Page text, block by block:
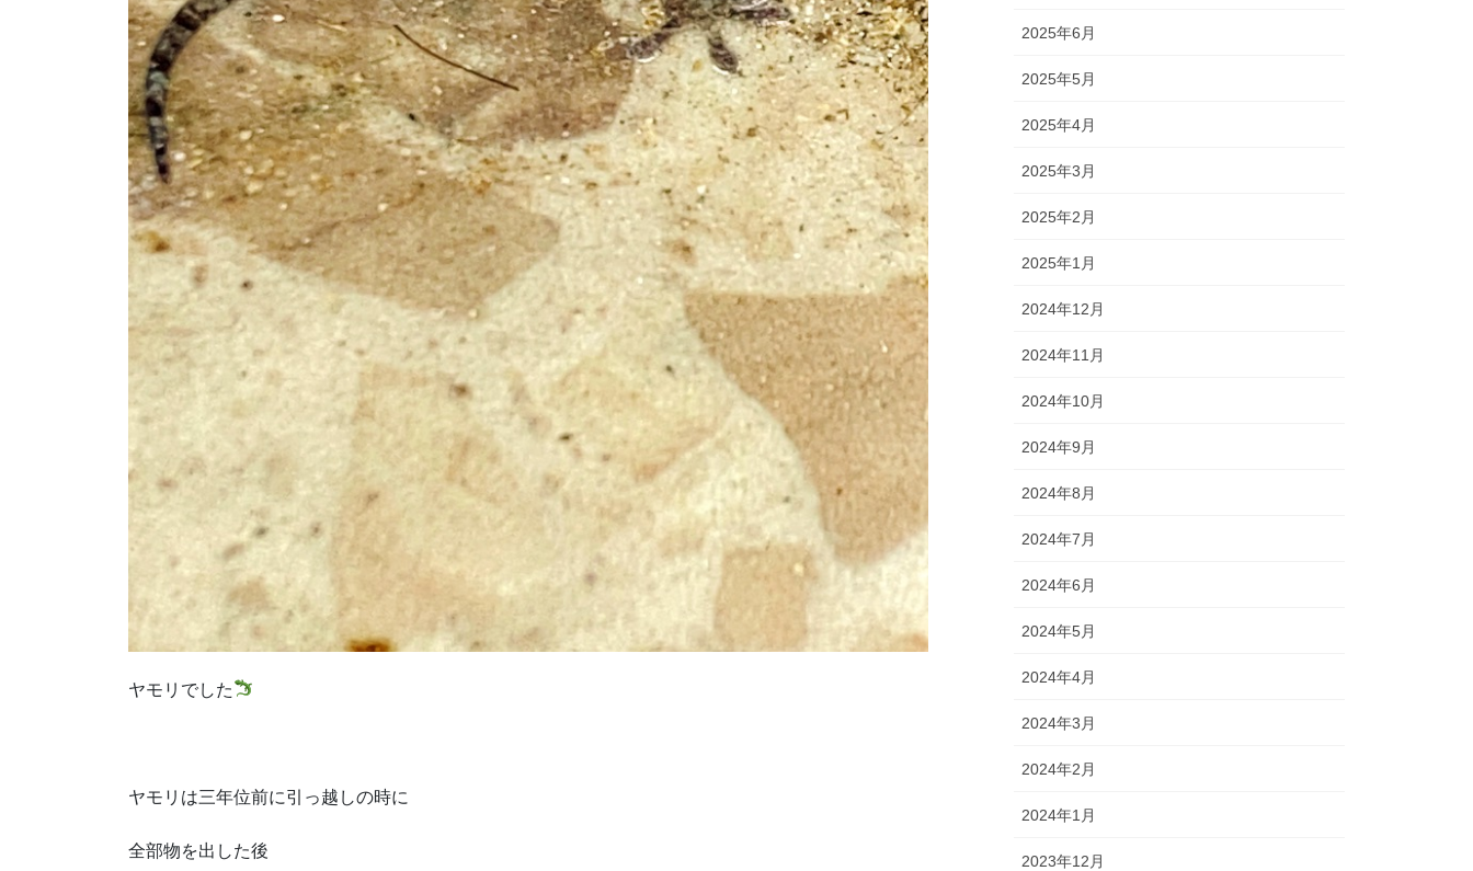
ヤモリでした
ヤモリは三年位前に引っ越しの時に
全部物を出した後
2025年6月
2025年5月
2025年4月
2025年3月
2025年2月
2025年1月
2024年12月
2024年11月
2024年10月
2024年9月
2024年8月
2024年7月
2024年6月
2024年5月
2024年4月
2024年3月
2024年2月
2024年1月
2023年12月